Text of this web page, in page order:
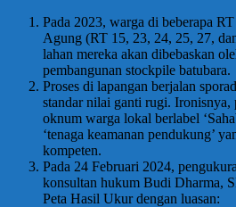
Pada 2023, warga di beberapa
Agung (RT 15, 23, 24, 25, 27,
lahan mereka akan dibebaskan
pembangunan stockpile batubara.
Proses di lapangan berjalan
standar nilai ganti rugi. Ironisnya,
oknum warga lokal berlabel
‘tenaga keamanan pendukung’
kompeten.
Pada 24 Februari 2024,
konsultan hukum Budi Dharma,
Peta Hasil Ukur dengan luasan: